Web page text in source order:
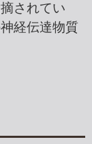
されてい
経伝達物質